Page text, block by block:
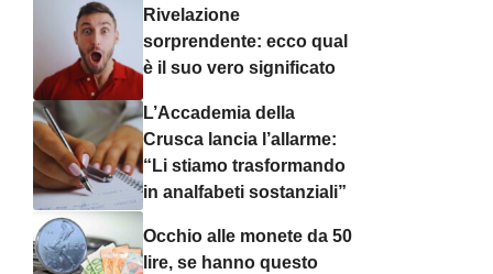
Rivelazione
sorprendente: ecco qual
è il suo vero significato
L’Accademia della
Crusca lancia l’allarme:
“Li stiamo trasformando
in analfabeti sostanziali”
Occhio alle monete da 50
lire, se hanno questo